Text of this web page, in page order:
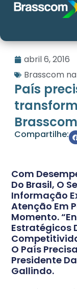
abril 6, 2016
Brasscom
País
Brasscom
Compartilhe:
Com
Do Brasil, O
Informação
Atenção Em
Momento.
Estratégicos
O País
Presidente
Gallindo.